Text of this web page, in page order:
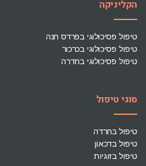
הקליניקה
טיפול פסיכולוגי בפרדס חנה
טיפול פסיכולוגי בכרכור
טיפול פסיכולוגי בחדרה
סוגי טיפול
טיפול בחרדה
טיפול בדכאון
טיפול בזוגיות